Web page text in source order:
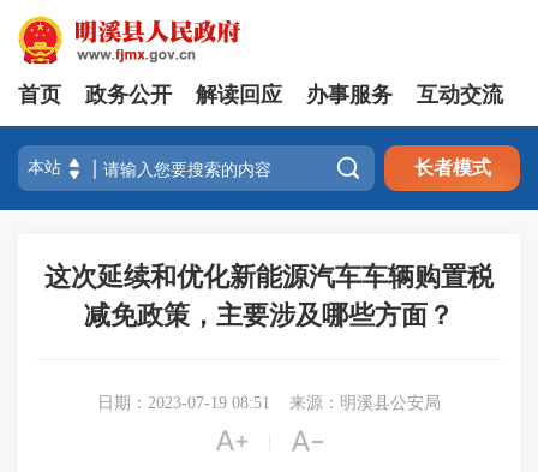
首页 政务公开 解读回应 办事服务 互动交流
 长者模式
这次延续和优化新能源汽车车辆购置税
减免政策，主要涉及哪些方面？
日期：2023-07-19 08:51 来源：明溪县公安局
 